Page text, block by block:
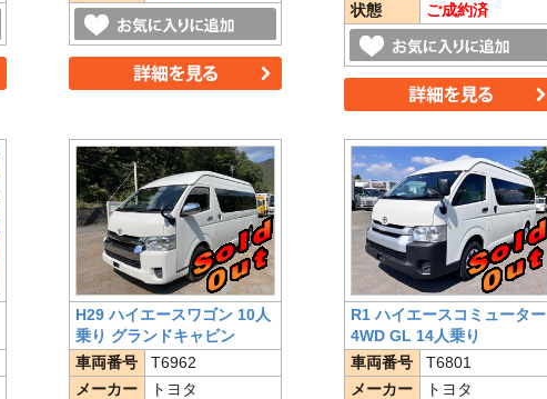
状態
ご成約済
H29 ハイエースワゴン 10人
乗り グランドキャビン
車両番号
T6962
メーカー
トヨタ
R1 ハイエースコミューター
4WD GL 14人乗り
車両番号
T6801
メーカー
トヨタ